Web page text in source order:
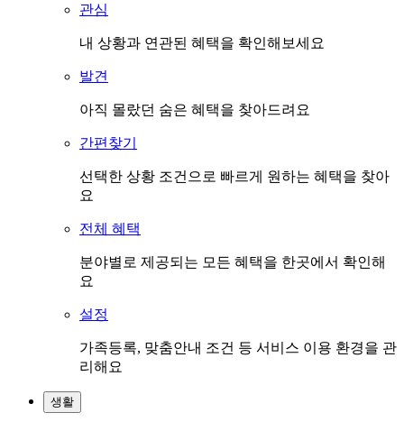
관심
내 상황과 연관된 혜택을 확인해보세요
발견
아직 몰랐던 숨은 혜택을 찾아드려요
간편찾기
선택한 상황 조건으로 빠르게 원하는 혜택을 찾아
요
전체 혜택
분야별로 제공되는 모든 혜택을 한곳에서 확인해
요
설정
가족등록, 맞춤안내 조건 등 서비스 이용 환경을 관
리해요
생활